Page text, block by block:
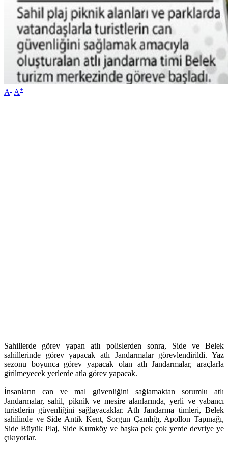
A- A+
Sahillerde görev yapan atlı polislerden sonra, Side ve Belek
sahillerinde görev yapacak atlı Jandarmalar görevlendirildi. Yaz
sezonu boyunca görev yapacak olan atlı Jandarmalar, araçlarla
girilmeyecek yerlerde atla görev yapacak.
İnsanların can ve mal güvenliğini sağlamaktan sorumlu atlı
Jandarmalar, sahil, piknik ve mesire alanlarında, yerli ve yabancı
turistlerin güvenliğini sağlayacaklar. Atlı Jandarma timleri, Belek
sahilinde ve Side Antik Kent, Sorgun Çamlığı, Apollon Tapınağı,
Side Büyük Plaj, Side Kumköy ve başka pek çok yerde devriye ye
çıkıyorlar.